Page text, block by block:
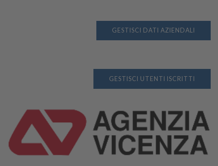
GESTISCI DATI AZIENDALI
GESTISCI UTENTI ISCRITTI